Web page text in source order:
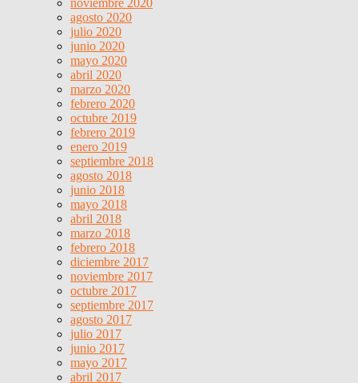
noviembre 2020
agosto 2020
julio 2020
junio 2020
mayo 2020
abril 2020
marzo 2020
febrero 2020
octubre 2019
febrero 2019
enero 2019
septiembre 2018
agosto 2018
junio 2018
mayo 2018
abril 2018
marzo 2018
febrero 2018
diciembre 2017
noviembre 2017
octubre 2017
septiembre 2017
agosto 2017
julio 2017
junio 2017
mayo 2017
abril 2017